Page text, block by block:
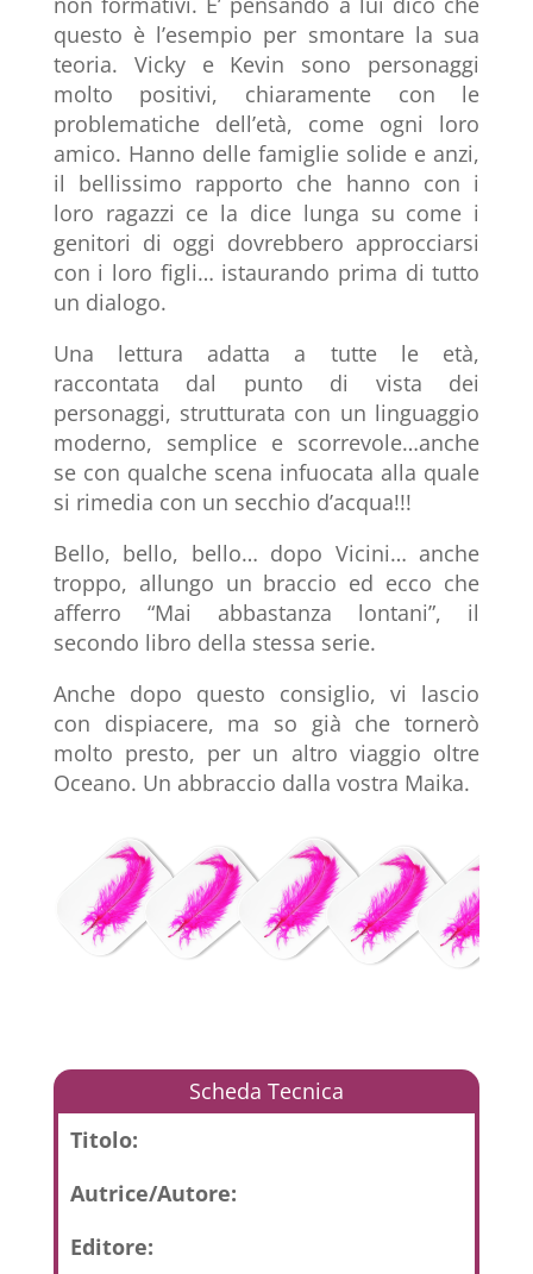
questo è l’esempio per smontare la sua
teoria. Vicky e Kevin sono personaggi
molto positivi, chiaramente con le
problematiche dell’età, come ogni loro
amico. Hanno delle famiglie solide e anzi,
il bellissimo rapporto che hanno con i
loro ragazzi ce la dice lunga su come i
genitori di oggi dovrebbero approcciarsi
con i loro figli… istaurando prima di tutto
un dialogo.
Una lettura adatta a tutte le età,
raccontata dal punto di vista dei
personaggi, strutturata con un linguaggio
moderno, semplice e scorrevole…anche
se con qualche scena infuocata alla quale
si rimedia con un secchio d’acqua!!!
Bello, bello, bello… dopo Vicini… anche
troppo, allungo un braccio ed ecco che
afferro “Mai abbastanza lontani”, il
secondo libro della stessa serie.
Anche dopo questo consiglio, vi lascio
con dispiacere, ma so già che tornerò
molto presto, per un altro viaggio oltre
Oceano. Un abbraccio dalla vostra Maika.
Scheda Tecnica
Titolo:
Autrice/Autore:
Editore: